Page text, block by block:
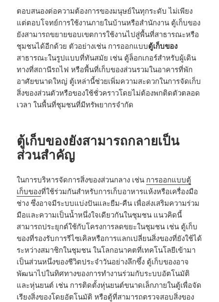
ตอบสนองต่อความต้องการของมนุษย์ในทุกระดับ ไม่เพียง
แต่ตอบโจทย์การใช้งานภายในบ้านหรือสำนักงาน ตู้เก็บของ
ยังสามารถขยายขอบเขตการใช้งานไปสู่พื้นที่สาธารณะหรือ
ชุมชนได้อีกด้วย ตัวอย่างเช่น การออกแบบตู้เก็บของ
สาธารณะในรูปแบบที่ทันสมัย เช่น ตู้ล็อกเกอร์สำหรับผู้เดิน
ทางที่สถานีรถไฟ หรือพื้นที่เก็บของส่วนรวมในอาคารที่พัก
อาศัยขนาดใหญ่ ตู้เหล่านี้ช่วยเพิ่มความสะดวกในการจัดเก็บ
สิ่งของส่วนตัวหรือของใช้ชั่วคราวโดยไม่ต้องพกติดตัวตลอด
เวลา ในพื้นที่ชุมชนที่มีทรัพยากรจำกัด
ตู้เก็บของยังสามารถกลายเป็น
ส่วนสำคัญ
ในการบริหารจัดการสิ่งของส่วนกลาง เช่น การออกแบบตู้
เก็บของที่ใช้ร่วมกันสำหรับการเก็บอาหารแห้งหรือเครื่องมือ
ช่าง ซึ่งอาจมีระบบแบ่งปันและยืม-คืน เพื่อส่งเสริมความร่วม
มือและความเป็นน้ำหนึ่งใจเดียวกันในชุมชน แนวคิดนี้
สามารถประยุกต์ใช้กับโครงการลดขยะในชุมชน เช่น ตู้เก็บ
ของที่รองรับการรีไซเคิลหรือการแลกเปลี่ยนสิ่งของที่ยังใช้ได้
ระหว่างสมาชิกในชุมชน ในโลกอนาคตที่เทคโนโลยีเข้ามา
เป็นส่วนหนึ่งของชีวิตประจำวันอย่างลึกซึ้ง ตู้เก็บของอาจ
พัฒนาไปในทิศทางของการทำงานร่วมกับระบบอัตโนมัติ
และหุ่นยนต์ เช่น การติดตั้งหุ่นยนต์ขนาดเล็กภายในตู้เพื่อจัด
เรียงสิ่งของโดยอัตโนมัติ หรือตู้ที่สามารถตรวจสอบสิ่งของ